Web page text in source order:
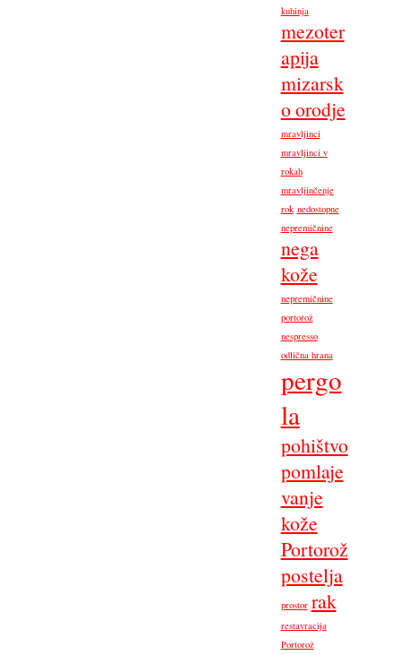
kuhinja
mezoter
apija
mizarsk
o orodje
mravljinci
mravljinci v
rokah
mravljinčenje
rok nedostopne
nepremičnine
nega
kože
nepremičnine
portorož
nespresso
odlična hrana
pergo
la
pohištvo
pomlaje
vanje
kože
Portorož
postelja
prostor rak
restavracija
Portorož